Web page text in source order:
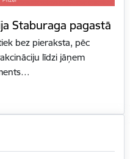
Staburaga pagastā
bez pieraksta, pēc
līdzi jāņem